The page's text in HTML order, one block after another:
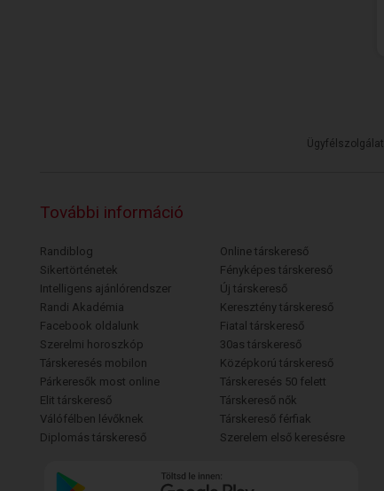
Ügyfélszolgálat
További információ
Randiblog
Sikertörténetek
Intelligens ajánlórendszer
Randi Akadémia
Facebook oldalunk
Szerelmi horoszkóp
Társkeresés mobilon
Párkeresők most online
Elit társkereső
Válófélben lévőknek
Diplomás társkereső
Online társkereső
Fényképes társkereső
Új társkereső
Keresztény társkereső
Fiatal társkereső
30as társkereső
Középkorú társkereső
Társkeresés 50 felett
Társkereső nők
Társkereső férfiak
Szerelem első keresésre